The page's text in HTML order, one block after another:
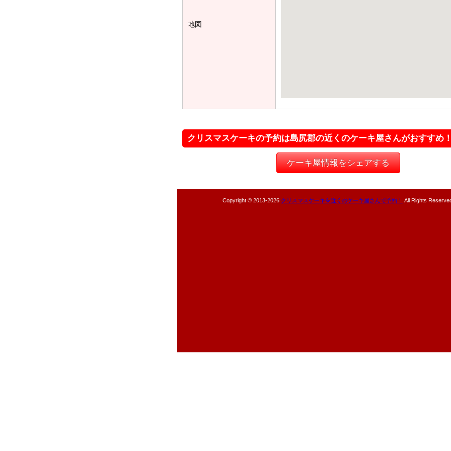
地図
クリスマスケーキの予約は島尻郡の近くのケーキ屋さんがおすすめ
ケーキ屋情報をシェアする
Copyright © 2013-2026 クリスマスケーキを近くのケーキ屋さんで予約！ All Rights